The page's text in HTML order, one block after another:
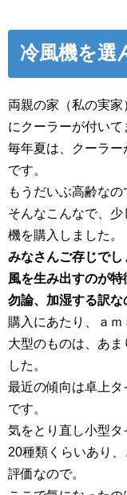
冷風機を選
両親の家（私の実
にクーラーが付いて
毎年夏は、クーラー
です。
もうだいぶ高齢なの
そんなこんなで、
機を購入しました。
みなさんご存じで
風を生み出すのが特
勿論、加湿する訳な
購入にあたり、ａｍ
大型のものは、あ
した。
最近の傾向は卓上タ
です。
気をとり直し小型タ
20種類くらいあり
評価なので。